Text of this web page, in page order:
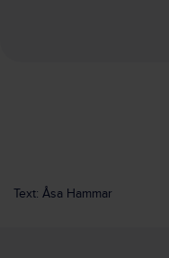
Text: Åsa Hammar